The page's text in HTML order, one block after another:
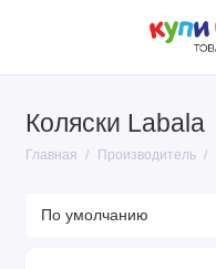
Коляски Labala
Главная Производитель